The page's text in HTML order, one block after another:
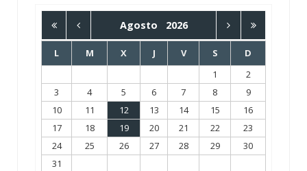
Agosto 2026
L M X J V S
D
1
2
3
4 5 6 7 8
9
10
11 12 13 14 15
16
17
18 19 20 21 22
23
24
25 26 27 28 29
30
31